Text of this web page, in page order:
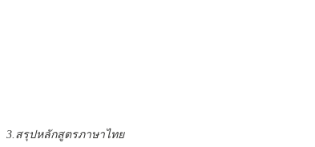
สรุปหลักสูตรภาษาไทย